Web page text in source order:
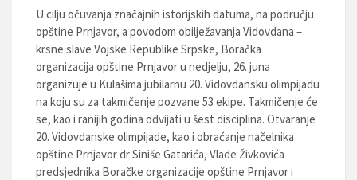
U cilju očuvanja značajnih istorijskih datuma, na području
opštine Prnjavor, a povodom obilježavanja Vidovdana –
krsne slave Vojske Republike Srpske, Boračka
organizacija opštine Prnjavor u nedjelju, 26. juna
organizuje u Kulašima jubilarnu 20. Vidovdansku olimpijadu
na koju su za takmičenje pozvane 53 ekipe. Takmičenje će
se, kao i ranijih godina odvijati u šest disciplina. Otvaranje
20. Vidovdanske olimpijade, kao i obraćanje načelnika
opštine Prnjavor dr Siniše Gatarića, Vlade Živkovića
predsjednika Boračke organizacije opštine Prnjavor i